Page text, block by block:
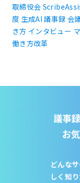
取締役会
度 生成AI 議事録 会
き方 インタビュー
働き方改革
議事
お
どんな
しく知